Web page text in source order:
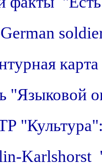
"Языковой
Karlshorst